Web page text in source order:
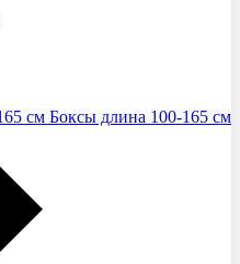
Боксы длина 100-165 см